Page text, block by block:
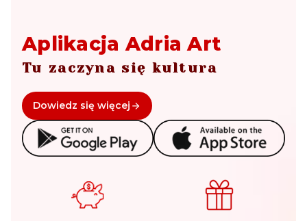
Aplikacja Adria Art
Tu zaczyna się kultura
Dowiedz się więcej